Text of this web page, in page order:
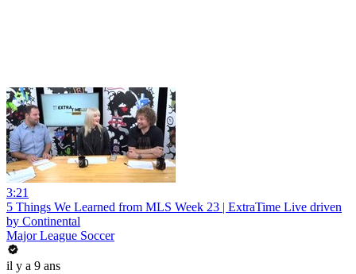
3:21
5 Things We Learned from MLS Week 23 | ExtraTime Live driven
by Continental
Major League Soccer
il y a 9 ans